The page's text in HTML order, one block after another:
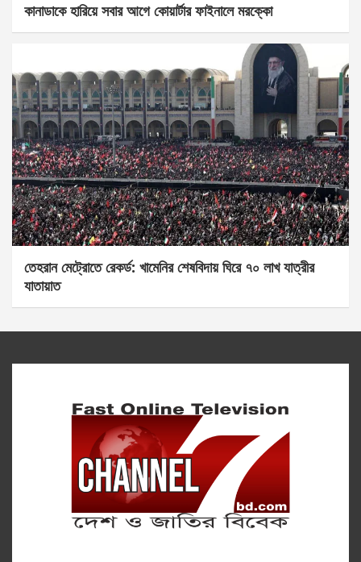
কানাডাকে হারিয়ে সবার আগে কোয়ার্টার ফাইনালে মরক্কো
তেহরান মেট্রোতে রেকর্ড: খামেনির শেষবিদায় ঘিরে ৭০ লাখ যাত্রীর
যাতায়াত